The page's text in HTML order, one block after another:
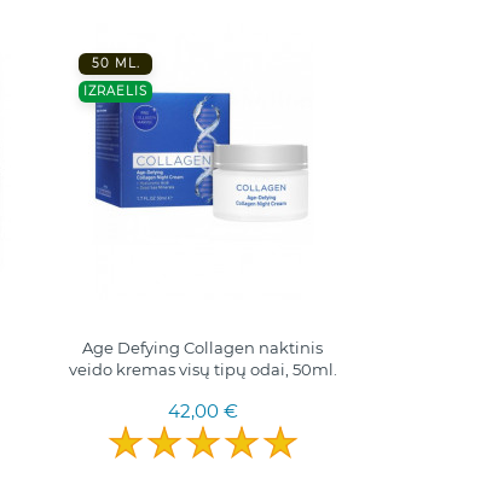
50 ML.
IZRAELIS
Age Defying Collagen naktinis
veido kremas visų tipų odai, 50ml.
42,00 €